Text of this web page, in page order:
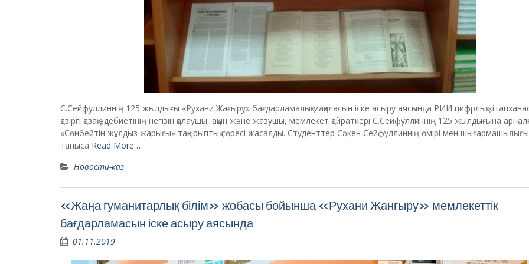
С.Сейфуллиннің 125 жылдығы «Рухани Жағыру» бағдарламалық мақаласын іске асыру аясында РИИ цифрлық
қазіргі қазақ әдебиетінің негізін қалаушы, ақын және жазушы, мемлекет қайраткері С.Сейфуллиннің 125 жылдығына
«Сөнбейтін жұлдыз жарығы» тақырыптық сөресі жасалды. Студенттер Сәкен Сейфуллиннің өмірі мен
таныса Read More …
Новости-каз
«Жаңа гуманитарлық білім» жобасы бойынша «Рухани Жанғыру» мемлекеттік
бағдарламасын іске асыру аясында
01.11.2019